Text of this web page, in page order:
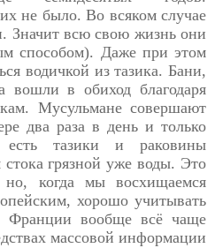
не было. Во всяком случае
Значит всю свою жизнь они
способом). Даже при этом
водичкой из тазика. Бани,
вошли в обиход благодаря
Мусульмане совершают
два раза в день и только
тазики и раковины
стока грязной уже воды. Это
когда мы восхищаемся
хорошо учитывать
вообще всё чаще
массовой информации